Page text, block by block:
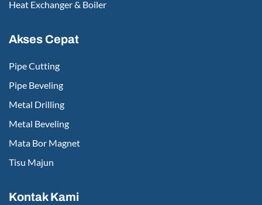
Heat Exchanger & Boiler
Akses Cepat
Pipe Cutting
Pipe Beveling
Metal Drilling
Metal Beveling
Mata Bor Magnet
Tisu Majun
Kontak Kami